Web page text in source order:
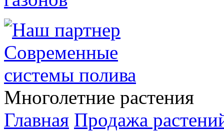
Многолетние растения
Главная Продажа